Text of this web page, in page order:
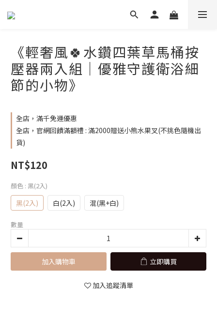
《輕奢風🍀水鑽四葉草馬桶按
壓器兩入組｜優雅守護衛浴細
節的小物》
全店，滿千免運優惠
全店，官網回饋滿額禮 : 滿2000贈送小熊水果叉(不挑色隨機出
貨)
NT$120
顏色 : 黑(2入)
黑(2入) 白(2入) 混(黑+白)
數量
加入購物車 立即購買
加入追蹤清單